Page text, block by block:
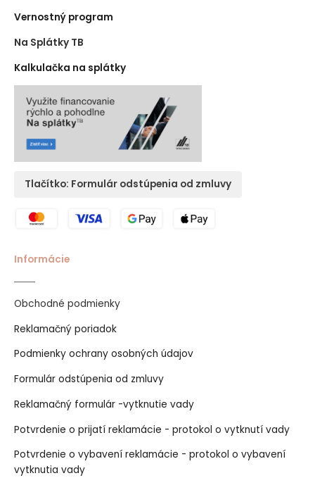
Vernostný program
Na Splátky TB
Kalkulačka na splátky
Tlačítko: Formulár odstúpenia od zmluvy
Informácie
Obchodné podmienky
Reklamačný poriadok
Podmienky ochrany osobných údajov
Formulár odstúpenia od zmluvy
Reklamačný formulár -vytknutie vady
Potvrdenie o prijatí reklamácie - protokol o vytknutí vady
Potvrdenie o vybavení reklamácie - protokol o vybavení
vytknutia vady